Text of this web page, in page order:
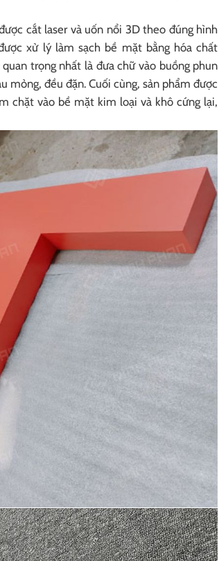
cắt laser và uốn nổi 3D theo đúng hình
xử lý làm sạch bề mặt bằng hóa chất
trọng nhất là đưa chữ vào buồng phun
đều đặn. Cuối cùng, sản phẩm được
chặt vào bề mặt kim loại và khô cứng lại,